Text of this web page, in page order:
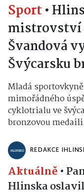
Sport •
mistrovství
Švandová
Švýcarsku
Mladá
mimořádného
cyklotrialu ve
bronzovou
REDAKCE
Aktuálně •
Hlinska